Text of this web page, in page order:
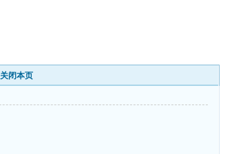
关闭本页